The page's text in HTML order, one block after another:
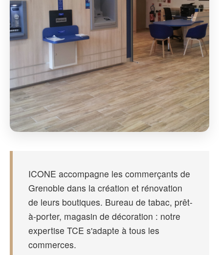
ICONE accompagne les commerçants de
Grenoble dans la création et rénovation
de leurs boutiques. Bureau de tabac, prêt-
à-porter, magasin de décoration : notre
expertise TCE s'adapte à tous les
commerces.